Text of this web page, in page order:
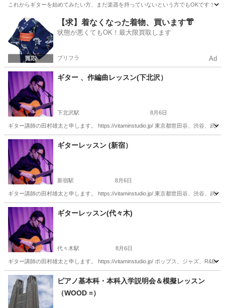
これからギターを始めてみたい方、まだ楽器を持っていないという方でもOKです！
東京 国立市 ギター 初心者
【求】着なくなった着物、買います👘
状態が悪くてもOK！最大限買取します
プリフラ Ad
ギター 、作編曲レッスン(下北沢）
下北沢駅 8月6日
ギター講師の田村雄太と申します。 https://vitaminstudio.jp/ 東京都世田谷、渋谷、武
東京 世田谷区 ギター
ギターレッスン (新宿）
新宿駅 8月6日
ギター講師の田村雄太と申します。 https://vitaminstudio.jp/ 東京都世田谷、渋谷、武
東京 新宿区 新宿駅 作編曲
ギターレッスン(代々木)
代々木駅 8月6日
ギター講師の田村雄太と申します。 https://vitaminstudio.jp/ ポップス、ジャズ、R&B
東京 渋谷区 代々木駅 音楽 スタジオ
ピアノ基本科・本科入学説明会＆模擬レッスン
（WOOD =）